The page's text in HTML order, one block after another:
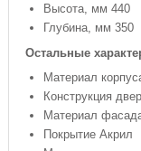
Высота, мм 440
Глубина, мм 350
Остальные
Материал
Конструкция
Материал
Покрытие Акрил